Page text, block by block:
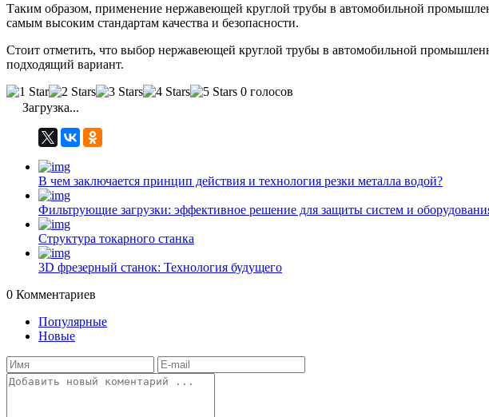
Таким образом, применение нержавеющей круглой трубы в автомобильной
самым высоким стандартам качества и безопасности.
Стоит отметить, что выбор нержавеющей круглой трубы в автомобильной
подходящий вариант.
0 голосов
Загрузка...
В чем заключается принцип действия и технология резки металла водой?
Фильтрующие загрузки: эффективное решение для защиты систем и
Структура токарного станка
3D фрезерный станок: Технология будущего
0 Комментариев
Популярные
Новые